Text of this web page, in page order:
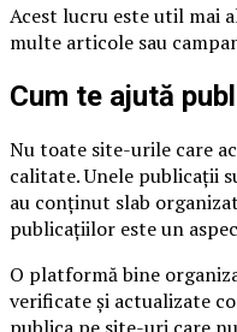
Acest lucru este util mai
multe articole sau
Cum te ajută
Nu toate site-urile care
calitate. Unele publicații
au conținut slab
publicațiilor este un
O platformă bine
verificate și actualizate